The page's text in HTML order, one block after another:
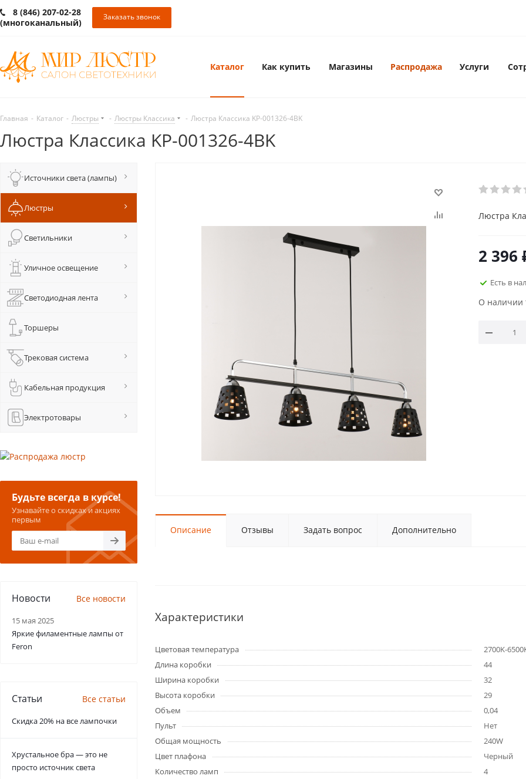
8 (846) 207-02-28
(многоканальный)
Заказать звонок
Каталог Как купить Магазины Распродажа Услуги
Главная - Каталог - Люстры - Люстры Классика - Люстра Классика KP-001326-4BK
Люстра Классика KP-001326-4BK
Люстра
2 396
Есть в
О наличии
Описание Отзывы Задать вопрос Дополнительно
Характеристики
Цветовая температура
2700K-
Длина коробки
44
Ширина коробки
32
Высота коробки
29
Объем
0,04
Пульт
Нет
Общая мощность
240W
Цвет плафона
Черный
Количество ламп
4
Источники света (лампы)
Люстры
Светильники
Уличное освещение
Светодиодная лента
Торшеры
Трековая система
Кабельная продукция
Электротовары
Будьте всегда в курсе!
Узнавайте о скидках и акциях
первым
Новости Все новости
15 мая 2025
Яркие филаментные лампы от
Feron
Статьи Все статьи
Скидка 20% на все лампочки
Хрустальное бра — это не
просто источник света